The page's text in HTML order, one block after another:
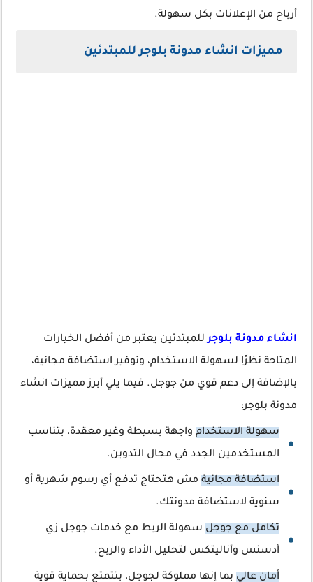
أرباح من الإعلانات بكل سهولة.
مميزات انشاء مدونة بلوجر للمبتدئين
انشاء مدونة بلوجرللمبتدئين يعتبر من أفضل الخيارات
المتاحة نظرًا لسهولة الاستخدام، وتوفير استضافة مجانية،
بالإضافة إلى دعم قوي من جوجل. فيما يلي أبرز مميزات انشاء
مدونة بلوجر:
سهولة الاستخدام واجهة بسيطة وغير معقدة، بتناسب
المستخدمين الجدد في مجال التدوين.
استضافة مجانية مش هتحتاج تدفع أي رسوم شهرية أو
سنوية لاستضافة مدونتك.
تكامل مع جوجل سهولة الربط مع خدمات جوجل زي
أدسنس وأناليتكس لتحليل الأداء والربح.
أمان عالي بما إنها مملوكة لجوجل، بتتمتع بحماية قوية